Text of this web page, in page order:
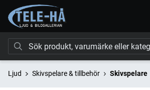
Ljud Skivspelare & tillbehör Skivspelare